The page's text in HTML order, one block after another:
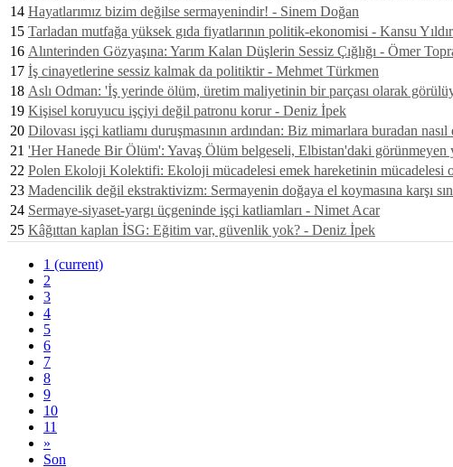
14 Hayatlarımız bizim değilse sermayenindir! - Sinem Doğan
15 Tarladan mutfağa yüksek gıda fiyatlarının politik-ekonomisi - Kansu
16 Alınterinden Gözyaşına: Yarım Kalan Düşlerin Sessiz Çığlığı - Ömer
17 İş cinayetlerine sessiz kalmak da politiktir - Mehmet Türkmen
18 Aslı Odman: 'İş yerinde ölüm, üretim maliyetinin bir parçası olarak
19 Kişisel koruyucu işçiyi değil patronu korur - Deniz İpek
20 Dilovası işçi katliamı duruşmasının ardından: Biz mimarlara buradan
21 'Her Hanede Bir Ölüm': Yavaş Ölüm belgeseli, Elbistan'daki görünmeyen
22 Polen Ekoloji Kolektifi: Ekoloji mücadelesi emek hareketinin mücadelesi
23 Madencilik değil ekstraktivizm: Sermayenin doğaya el koymasına karşı
24 Sermaye-siyaset-yargı üçgeninde işçi katliamları - Nimet Acar
25 Kâğıttan kaplan İSG: Eğitim var, güvenlik yok? - Deniz İpek
1 (current)
2
3
4
5
6
7
8
9
10
11
»
Son